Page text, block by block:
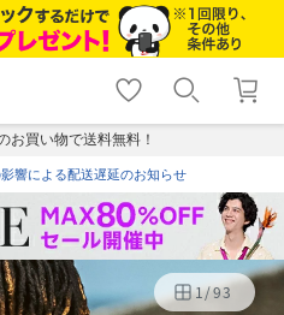
shopping_cart lock_outline
ログイン
お買い物で送料無料！
響による配送遅延のお知らせ
1/93